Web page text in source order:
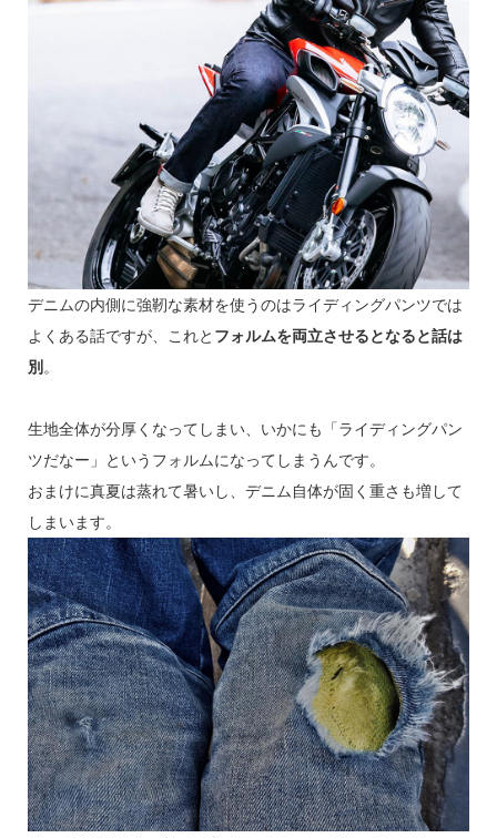
デニムの内側に強靭な素材を使うのはライディングパンツでは
よくある話ですが、これと フォルムを両立させるとなると話は
別。
生地全体が分厚くなってしまい、いかにも「ライディングパン
ツだなー」というフォルムになってしまうんです。
おまけに真夏は蒸れて暑いし、デニム自体が固く重さも増して
しまいます。